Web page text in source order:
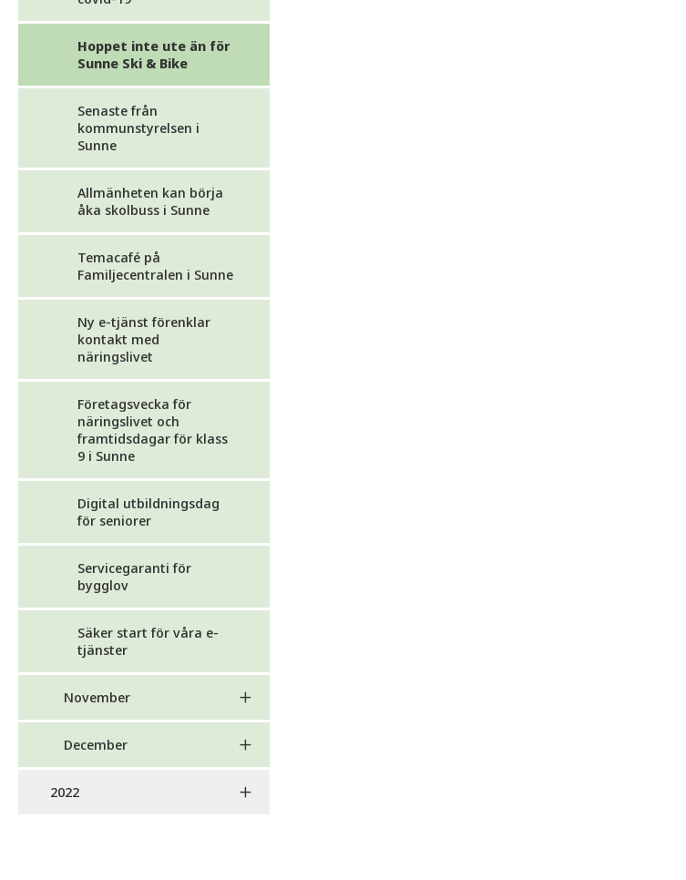
Hoppet inte ute än för
Sunne Ski & Bike
Senaste från
kommunstyrelsen i
Sunne
Allmänheten kan börja
åka skolbuss i Sunne
Temacafé på
Familjecentralen i Sunne
Ny e-tjänst förenklar
kontakt med
näringslivet
Företagsvecka för
näringslivet och
framtidsdagar för klass
9 i Sunne
Digital utbildningsdag
för seniorer
Servicegaranti för
bygglov
Säker start för våra e-
tjänster
November
December
2022